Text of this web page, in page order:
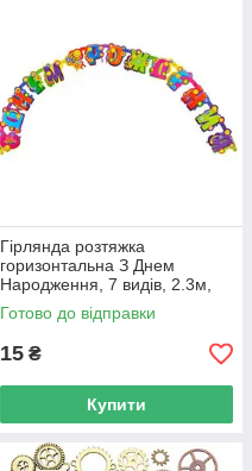
Гірлянда розтяжка
горизонтальна З Днем
Народження, 7 видів, 2.3м,
картон
Готово до відправки
15 ₴
Купити